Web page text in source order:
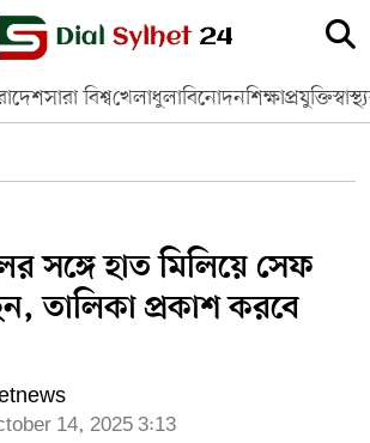
সারা বিশ্বখেলাধুলাবিনোদনশিক্ষাপ্রযুক্তি
সঙ্গে হাত মিলিয়ে সেফ
তালিকা প্রকাশ করবে
14, 2025 3:13
: SOHEL AHMED